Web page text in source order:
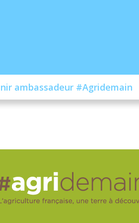
ambassadeur #Agridemain